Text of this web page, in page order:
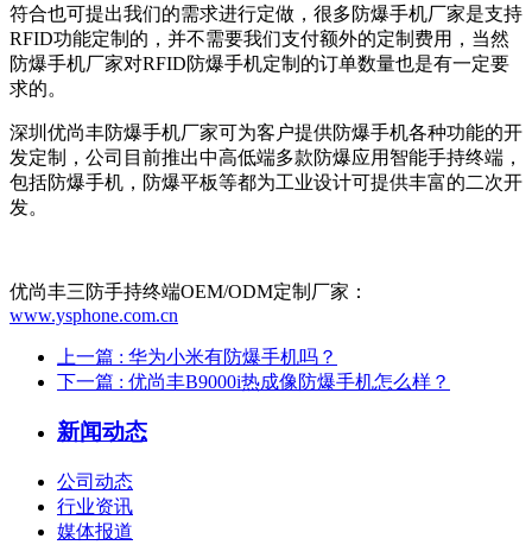
符合也可提出我们的需求进行定做，很多防爆手机厂家是支持
RFID功能定制的，并不需要我们支付额外的定制费用，当然
防爆手机厂家对RFID防爆手机定制的订单数量也是有一定要
求的。
深圳优尚丰防爆手机厂家可为客户提供防爆手机各种功能的开
发定制，公司目前推出中高低端多款防爆应用智能手持终端，
包括防爆手机，防爆平板等都为工业设计可提供丰富的二次开
发。
优尚丰三防手持终端OEM/ODM定制厂家：
www.ysphone.com.cn
上一篇 : 华为小米有防爆手机吗？
下一篇 : 优尚丰B9000i热成像防爆手机怎么样？
新闻动态
公司动态
行业资讯
媒体报道